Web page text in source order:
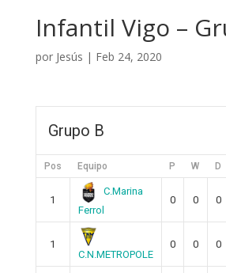
Infantil Vigo –
por Jesús | Feb 24, 2020
Grupo B
Pos Equipo P W D
1
C.Marina
Ferrol
0 0 0
1
C.N.METROPOLE
0 0 0